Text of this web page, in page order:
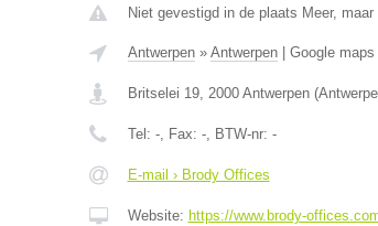
Niet gevestigd in de plaats Meer,
Antwerpen» Antwerpen| Google maps
Britselei 19, 2000 Antwerpen(
Tel: -, Fax: -, BTW-nr: -
E-mail › Brody Offices
Website: https://www.brody-